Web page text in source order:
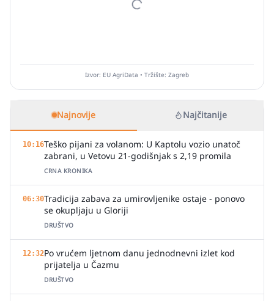
Izvor: EU AgriData • Tržište: Zagreb
Najnovije Najčitanije
10:16Teško pijani za volanom: U Kaptolu vozio unatoč
zabrani, u Vetovu 21-godišnjak s 2,19 promila
CRNA KRONIKA
06:30Tradicija zabava za umirovljenike ostaje - ponovo
se okupljaju u Gloriji
DRUŠTVO
12:32Po vrućem ljetnom danu jednodnevni izlet kod
prijatelja u Čazmu
DRUŠTVO